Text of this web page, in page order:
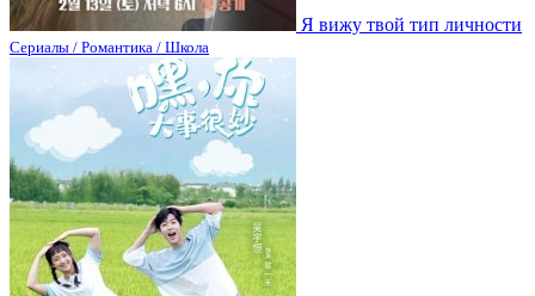
Я вижу твой тип личности
Сериалы / Романтика / Школа